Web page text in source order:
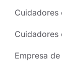
Cuidadores
Cuidadores
Empresa